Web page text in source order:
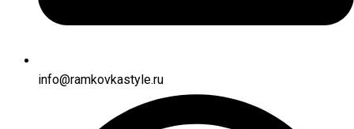
info@ramkovkastyle.ru